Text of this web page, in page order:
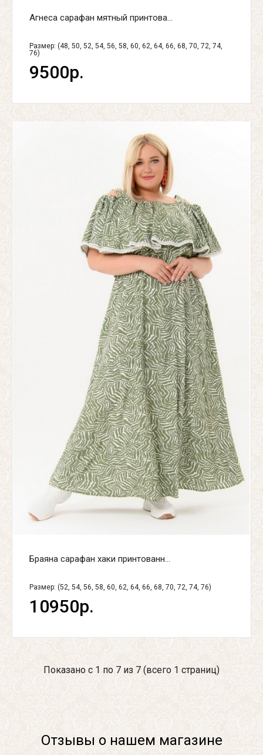
Агнеса сарафан мятный принтова...
Размер: (48, 50, 52, 54, 56, 58, 60, 62, 64, 66, 68, 70, 72, 74,
76)
9500р.
Браяна сарафан хаки принтованн...
Размер: (52, 54, 56, 58, 60, 62, 64, 66, 68, 70, 72, 74, 76)
10950р.
Показано с 1 по 7 из 7 (всего 1 страниц)
Отзывы о нашем магазине